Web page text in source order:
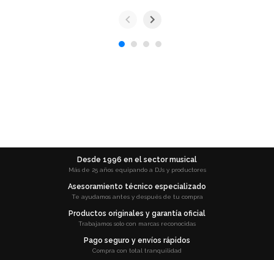
Desde 1996 en el sector musical
Más de 25 años equipando a DJs y productores
Asesoramiento técnico especializado
Te ayudamos antes y después de tu compra
Productos originales y garantía oficial
Trabajamos solo con marcas reconocidas
Pago seguro y envíos rápidos
Compra con total tranquilidad